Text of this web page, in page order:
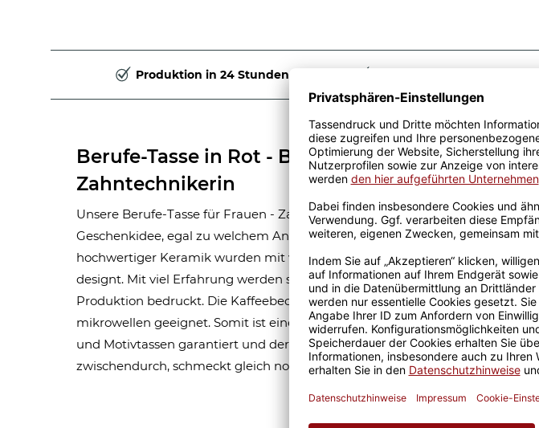
Produktion in 24 Stunden
Berufe-Tasse in Rot - Bedeutung einer
Zahntechnikerin
Unsere Berufe-Tasse für Frauen - Zahntechnikerin - ist eine tolle
Geschenkidee, egal zu welchem Anlass. Unsere roten Berufe-Tassen aus
hochwertiger Keramik wurden mit viel Liebe von unserem Grafik-Team
designt. Mit viel Erfahrung werden sie Handmade in unserer eigenen
Produktion bedruckt. Die Kaffeebecher sind spülmaschinen- und
mikrowellen geeignet. Somit ist eine lange Freude an unseren Fototassen
und Motivtassen garantiert und der Kaffee am Morgen, oder
zwischendurch, schmeckt gleich nochmal so gut.